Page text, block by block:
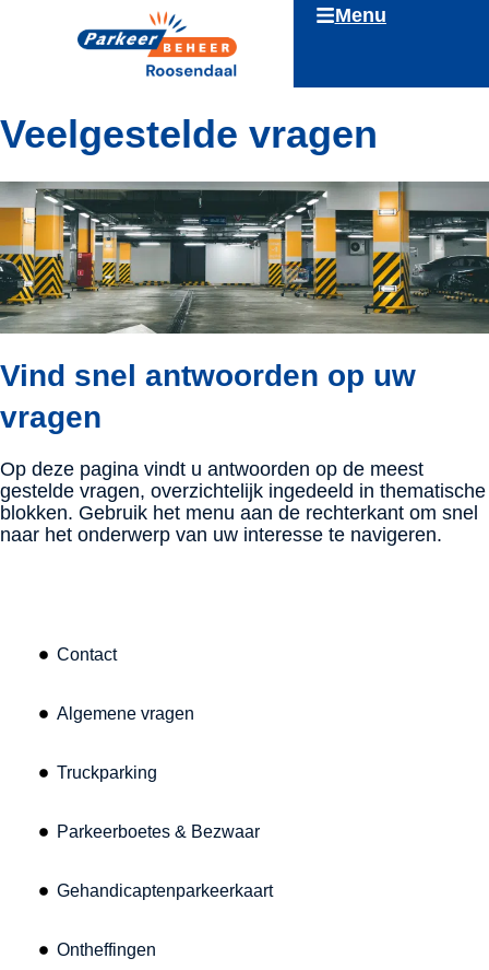
Overslaan en naar de inhoud gaan Menu
Veelgestelde vragen
Vind snel antwoorden op uw
vragen
Op deze pagina vindt u antwoorden op de meest
gestelde vragen, overzichtelijk ingedeeld in thematische
blokken. Gebruik het menu aan de rechterkant om snel
naar het onderwerp van uw interesse te navigeren.
Contact
Algemene vragen
Truckparking
Parkeerboetes & Bezwaar
Gehandicaptenparkeerkaart
Ontheffingen